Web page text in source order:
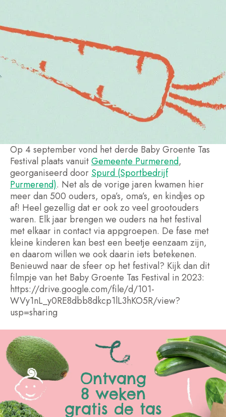
Op 4 september vond het derde Baby Groente Tas
Festival plaats vanuitGemeente Purmerend,
georganiseerd door Spurd (Sportbedrijf
Purmerend). Net als de vorige jaren kwamen hier
meer dan 500 ouders, opa’s, oma’s, en kindjes op
af! Heel gezellig dat er ook zo veel grootouders
waren. Elk jaar brengen we ouders na het festival
met elkaar in contact via appgroepen. De fase met
kleine kinderen kan best een beetje eenzaam zijn,
en daarom willen we ook daarin iets betekenen.
Benieuwd naar de sfeer op het festival? Kijk dan dit
filmpje van het Baby Groente Tas Festival in 2023:
https://drive.google.com/file/d/101-
WVy1nL_y0RE8dbb8dkcp1lL3hKO5R/view?
usp=sharing
Ontvang
8 weken
gratis de tas